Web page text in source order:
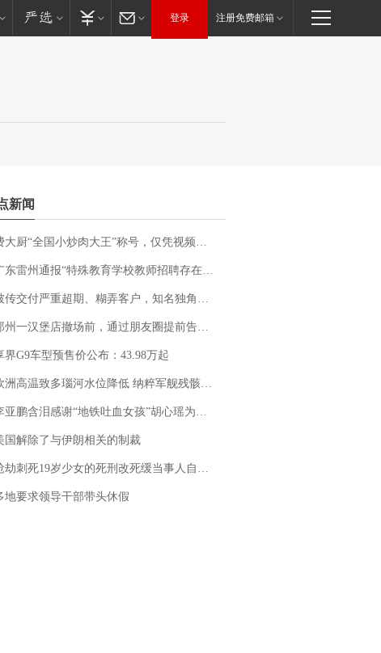
登录 注册免费邮箱
新闻
厨“全国小炒肉大王”称号，仅凭视频评出？中国烹饪协会回应
雷州通报“特殊教育学校教师招聘存在违规行为”：已启动问责程序 副校长被停职
付严重超期、糊弄客户，知名独角兽车企创始人回应：都没证据，将依法采取措施，“本人长期与美国交管局保持沟通，对方表示肯定”
汉堡店撤场前，通过朋友圈提前告知逐一退费，有顾客仅剩1元也全被退回，分文不少；顾客：言而有信，让人感动
界G9车型预售价公布：43.98万起
洲高温致多瑙河水位降低 纳粹军舰残骸重见天日
含泪感谢“地铁吐血女孩”胡心瑶为嫣然天使捐99999元：这份捐赠太沉重，尊重其捐赠意愿，个人向胡心瑶和她的病友之家各捐赠99999元
国解除了与伊朗相关的制裁
刺死19岁少女的死刑改死缓当事人自述：出狱11年间始终刻意躲避被害人家属
地要求领导干部带头休假